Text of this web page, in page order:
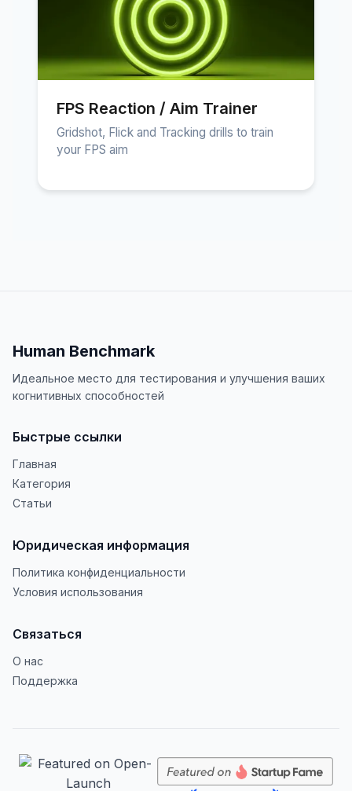
FPS Reaction / Aim Trainer
Gridshot, Flick and Tracking drills to train
your FPS aim
Human Benchmark
Идеальное место для тестирования и улучшения ваших
когнитивных способностей
Быстрые ссылки
Главная
Категория
Статьи
Юридическая информация
Политика конфиденциальности
Условия использования
Связаться
О нас
Поддержка